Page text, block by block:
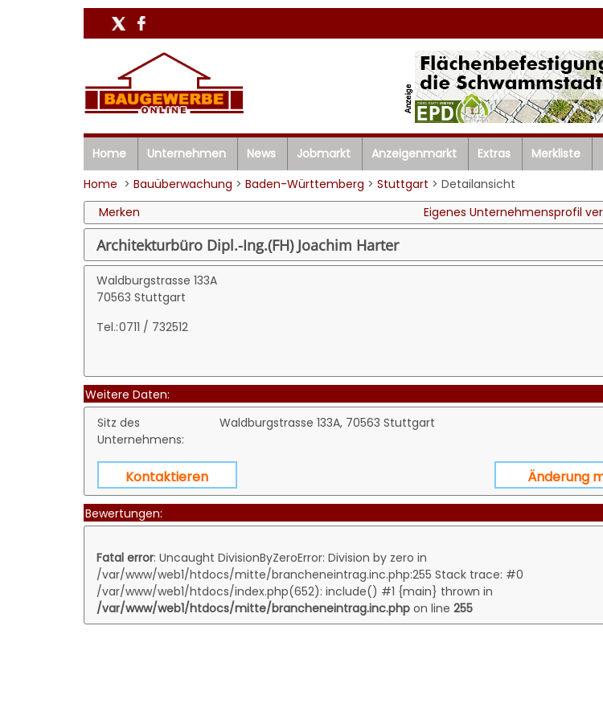
Home Unternehmen News Jobmarkt Anzeigenmarkt Extras
Merkliste
Home > Bauüberwachung > Baden-Württemberg > Stuttgart > Detailansicht
Merken
Eigenes Unternehmensprofil
Architekturbüro Dipl.-Ing.(FH) Joachim Harter
Waldburgstrasse 133A
70563 Stuttgart
Tel.:0711 / 732512
Weitere Daten:
Sitz des
Unternehmens:
Waldburgstrasse 133A, 70563 Stuttgart
Kontaktieren Änderung
Bewertungen:
Fatal error: Uncaught DivisionByZeroError: Division by zero in
/var/www/web1/htdocs/mitte/brancheneintrag.inc.php:255 Stack trace: #0
/var/www/web1/htdocs/index.php(652): include() #1 {main} thrown in
/var/www/web1/htdocs/mitte/brancheneintrag.inc.phpon line 255